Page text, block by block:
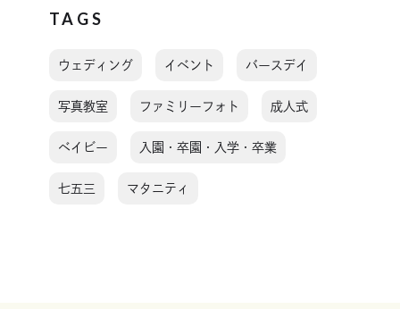
TAGS
ウェディング イベント バースデイ
写真教室 ファミリーフォト 成人式
ベイビー 入園・卒園・入学・卒業
七五三 マタニティ